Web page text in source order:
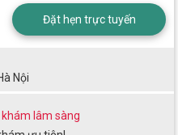
Đặt hẹn trực tuyến
Nội
khám lâm sàng